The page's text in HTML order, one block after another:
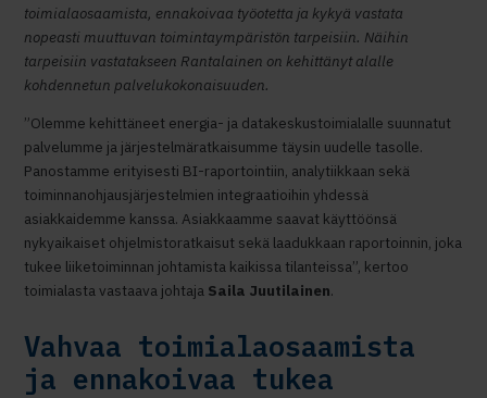
toimialaosaamista, ennakoivaa työotetta ja kykyä vastata
nopeasti muuttuvan toimintaympäristön tarpeisiin. Näihin
tarpeisiin vastatakseen Rantalainen on kehittänyt alalle
kohdennetun palvelukokonaisuuden.
”Olemme kehittäneet energia- ja datakeskustoimialalle suunnatut
palvelumme ja järjestelmäratkaisumme täysin uudelle tasolle.
Panostamme erityisesti BI-raportointiin, analytiikkaan sekä
toiminnanohjausjärjestelmien integraatioihin yhdessä
asiakkaidemme kanssa. Asiakkaamme saavat käyttöönsä
nykyaikaiset ohjelmistoratkaisut sekä laadukkaan raportoinnin, joka
tukee liiketoiminnan johtamista kaikissa tilanteissa”, kertoo
toimialasta vastaava johtaja Saila Juutilainen.
Vahvaa toimialaosaamista
ja ennakoivaa tukea